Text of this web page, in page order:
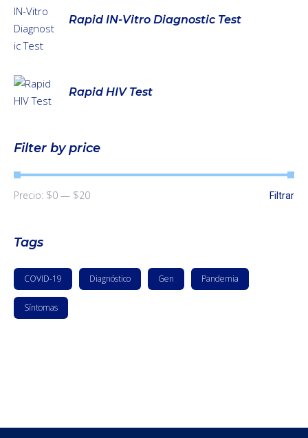
Rapid IN-Vitro Diagnostic Test
Rapid HIV Test
Filter by price
Filtrar
Precio: $0 — $20
Tags
COVID-19 Diagnóstico Gen Pandemia
Síntomas